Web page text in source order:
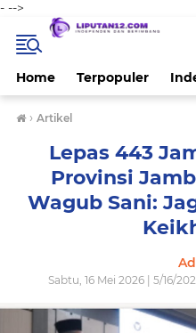
- -->
Home Terpopuler
› Artikel
Lepas 443
Provinsi
Wagub Sani:
Sabtu, 16 Mei 2026 | 5/16/